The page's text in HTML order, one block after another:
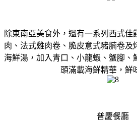
除東南亞美食外，還有一系列西式佳
肉、法式雞肉卷、脆皮意式豬腩卷及
海鮮湯，加入青口、小龍蝦、蟹腳、
頭滿載海鮮精華，鮮
普慶餐廳